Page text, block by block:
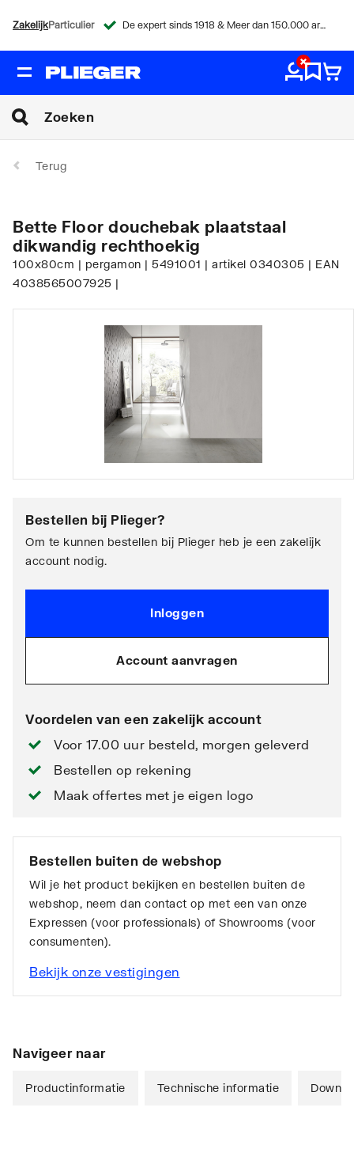
ZakelijkParticulier De expert sinds 1918 & Meer dan 150.000 artikelen
Terug
Bette Floor douchebak plaatstaal
dikwandig rechthoekig
100x80cm | pergamon | 5491001 | artikel 0340305 | EAN
4038565007925 |
Bestellen bij Plieger?
Om te kunnen bestellen bij Plieger heb je een zakelijk
account nodig.
Inloggen
Account aanvragen
Voordelen van een zakelijk account
Voor 17.00 uur besteld, morgen geleverd
Bestellen op rekening
Maak offertes met je eigen logo
Bestellen buiten de webshop
Wil je het product bekijken en bestellen buiten de
webshop, neem dan contact op met een van onze
Expressen (voor professionals) of Showrooms (voor
consumenten).
Bekijk onze vestigingen
Navigeer naar
Productinformatie Technische informatie